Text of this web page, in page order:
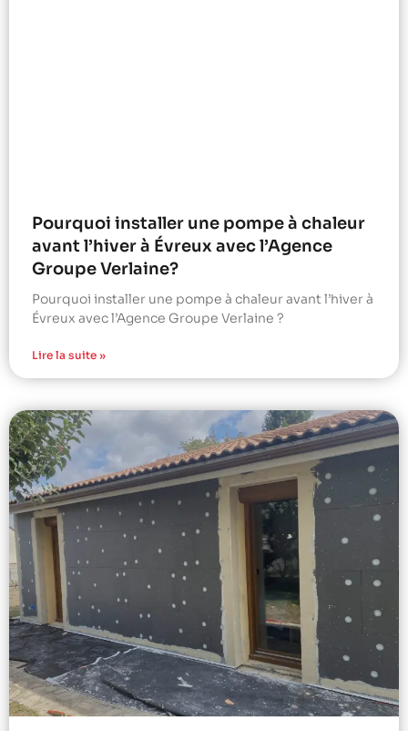
Pourquoi installer une pompe à chaleur
avant l’hiver à Évreux avec l’Agence
Groupe Verlaine?
Pourquoi installer une pompe à chaleur avant l’hiver à
Évreux avec l’Agence Groupe Verlaine ?
Lire la suite »